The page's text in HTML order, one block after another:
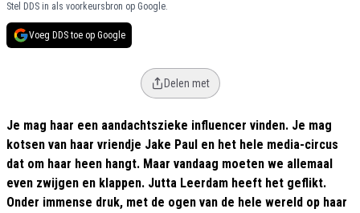
Stel DDS in als voorkeursbron op Google.
Voeg DDS toe op Google
Delen met
Je mag haar een aandachtszieke influencer vinden. Je mag
kotsen van haar vriendje Jake Paul en het hele media-circus
dat om haar heen hangt. Maar vandaag moeten we allemaal
even zwijgen en klappen. Jutta Leerdam heeft het geflikt.
Onder immense druk, met de ogen van de hele wereld op haar